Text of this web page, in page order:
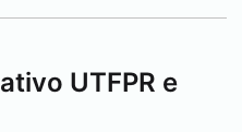
UTFPR e